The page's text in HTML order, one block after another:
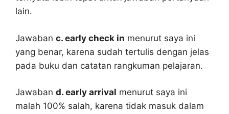
lain.
Jawaban c. early check in menurut saya ini
yang benar, karena sudah tertulis dengan jelas
pada buku dan catatan rangkuman pelajaran.
Jawaban d. early arrival menurut saya ini
malah 100% salah, karena tidak masuk dalam